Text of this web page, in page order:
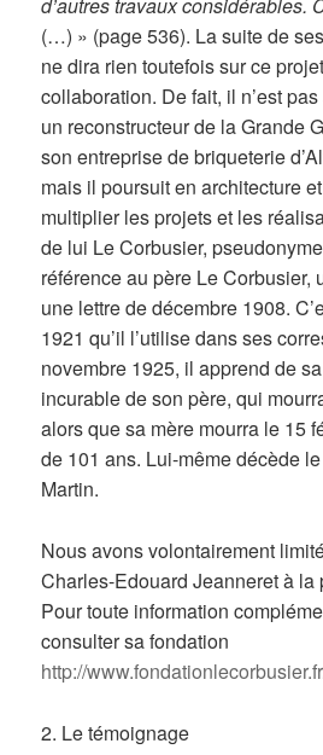
d’autres travaux considérables.
(…) » (page 536). La suite de
ne dira rien toutefois sur ce
collaboration. De fait, il n’est
un reconstructeur de la Grande
son entreprise de briqueterie
mais il poursuit en architecture
multiplier les projets et les
de lui Le Corbusier,
référence au père Le Corbusier,
une lettre de décembre 1908.
1921 qu’il l’utilise dans ses
novembre 1925, il apprend de
incurable de son père, qui
alors que sa mère mourra le 15
de 101 ans. Lui-même décède
Martin.
Nous avons volontairement
Charles-Edouard Jeanneret à la
Pour toute information
consulter sa fondation
http://
2. Le témoignage